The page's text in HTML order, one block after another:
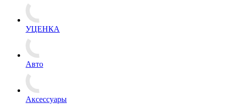
УЦЕНКА
Авто
Аксессуары